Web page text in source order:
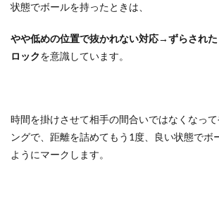
状態でボールを持ったときは、
やや低めの位置で抜かれない対応→ずらされ
ロックを意識しています。
時間を掛けさせて相手の間合いではなくなっ
ングで、距離を詰めてもう1度、良い状態でボ
ようにマークします。